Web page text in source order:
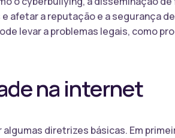
afetar a reputação e a segurança
levar a problemas legais, como
na internet
diretrizes básicas. Em